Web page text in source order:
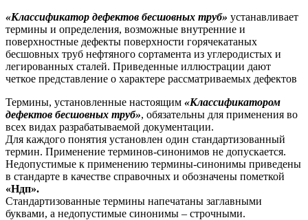
«Классификатор дефектов бесшовных труб» устанавливает
термины и определения, возможные внутренние и
поверхностные дефекты поверхности горячекатаных
бесшовных труб нефтяного сортамента из углеродистых и
легированных сталей. Приведенные иллюстрации дают
четкое представление о характере рассматриваемых дефектов
Термины, установленные настоящим «Классификатором
дефектов бесшовных труб», обязательны для применения во
всех видах разрабатываемой документации.
Для каждого понятия установлен один стандартизованный
термин. Применение терминов-синонимов не допускается.
Недопустимые к применению термины-синонимы приведены
в стандарте в качестве справочных и обозначены пометкой
«Ндп».
Стандартизованные термины напечатаны заглавными
буквами, а недопустимые синонимы – строчными.